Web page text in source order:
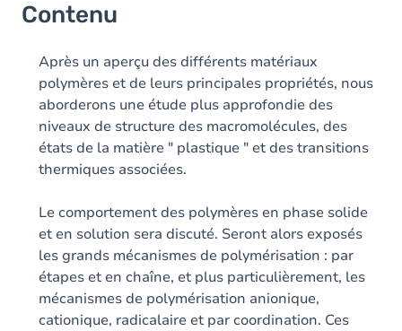
Contenu
Après un aperçu des différents matériaux
polymères et de leurs principales propriétés, nous
aborderons une étude plus approfondie des
niveaux de structure des macromolécules, des
états de la matière " plastique " et des transitions
thermiques associées.
Le comportement des polymères en phase solide
et en solution sera discuté. Seront alors exposés
les grands mécanismes de polymérisation : par
étapes et en chaîne, et plus particulièrement, les
mécanismes de polymérisation anionique,
cationique, radicalaire et par coordination. Ces